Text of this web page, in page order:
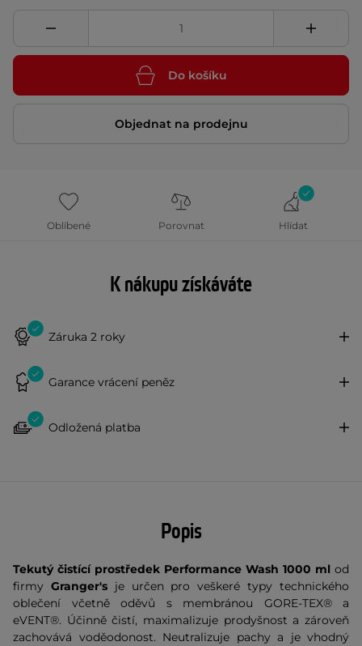
Do košíku
Objednat na prodejnu
Oblíbené Porovnat Hlídat
K nákupu získáváte
Záruka 2 roky
Garance vrácení peněz
Odložená platba
Popis
Tekutý čistící prostředek Performance Wash 1000 ml od
firmy Granger'sje určen pro veškeré typy technického
oblečení včetně oděvů s membránou GORE-TEX® a
eVENT®. Účinně čistí, maximalizuje prodyšnost a zároveň
zachovává voděodonost. Neutralizuje pachy a je vhodný